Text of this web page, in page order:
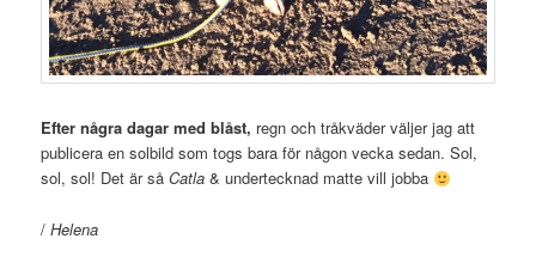
Efter några dagar med blåst, regn och tråkväder väljer jag att
publicera en solbild som togs bara för någon vecka sedan. Sol,
sol, sol! Det är så Catla & undertecknad matte vill jobba
/Helena